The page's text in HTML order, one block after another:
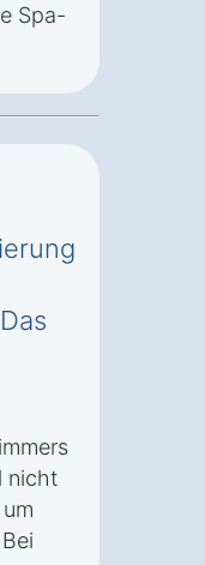
Spa-
nicht